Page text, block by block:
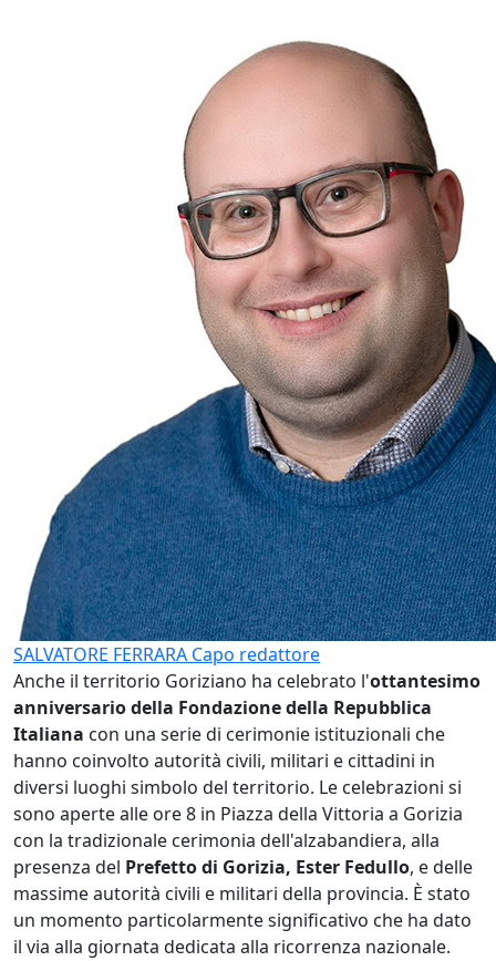
SALVATORE FERRARA Capo redattore
Anche il territorio Goriziano ha celebrato l'ottantesimo
anniversario della Fondazione della Repubblica
Italiana con una serie di cerimonie istituzionali che
hanno coinvolto autorità civili, militari e cittadini in
diversi luoghi simbolo del territorio. Le celebrazioni si
sono aperte alle ore 8 in Piazza della Vittoria a Gorizia
con la tradizionale cerimonia dell'alzabandiera, alla
presenza del Prefetto di Gorizia, Ester Fedullo, e delle
massime autorità civili e militari della provincia. È stato
un momento particolarmente significativo che ha dato
il via alla giornata dedicata alla ricorrenza nazionale.